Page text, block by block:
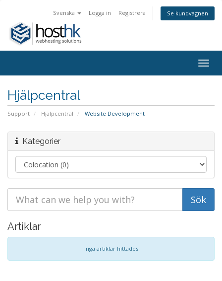
Svenska Logga in Registrera Se kundvagnen
Hjälpcentral
Support Hjälpcentral Website Development
Kategorier
Artiklar
Inga artiklar hittades